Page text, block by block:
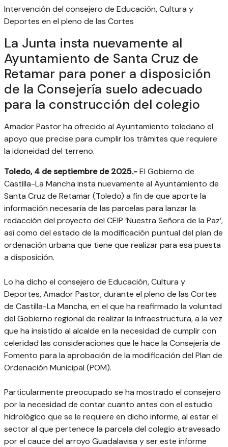
Intervención del consejero de Educación, Cultura y
Deportes en el pleno de las Cortes
La Junta insta nuevamente al
Ayuntamiento de Santa Cruz de
Retamar para poner a disposición
de la Consejería suelo adecuado
para la construcción del colegio
Amador Pastor ha ofrecido al Ayuntamiento toledano el
apoyo que precise para cumplir los trámites que requiere
la idoneidad del terreno.
Toledo, 4 de septiembre de 2025.-El Gobierno de
Castilla-La Mancha insta nuevamente al Ayuntamiento de
Santa Cruz de Retamar (Toledo) a fin de que aporte la
información necesaria de las parcelas para lanzar la
redacción del proyecto del CEIP ‘Nuestra Señora de la Paz’,
así como del estado de la modificación puntual del plan de
ordenación urbana que tiene que realizar para esa puesta
a disposición.
Lo ha dicho el consejero de Educación, Cultura y
Deportes, Amador Pastor, durante el pleno de las Cortes
de Castilla-La Mancha, en el que ha reafirmado la voluntad
del Gobierno regional de realizar la infraestructura, a la vez
que ha insistido al alcalde en la necesidad de cumplir con
celeridad las consideraciones que le hace la Consejería de
Fomento para la aprobación de la modificación del Plan de
Ordenación Municipal (POM).
Particularmente preocupado se ha mostrado el consejero
por la necesidad de contar cuanto antes con el estudio
hidrológico que se le requiere en dicho informe, al estar el
sector al que pertenece la parcela del colegio atravesado
por el cauce del arroyo Guadalavisa y ser este informe